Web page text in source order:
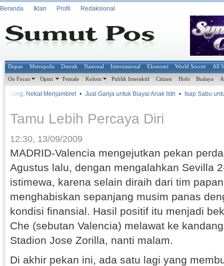
Beranda Iklan Profil Redaksional
Depan Metropolis Daerah Nasional Internasional Ekonomi World Soccer All
On Focus Opini Female Kolom Publik Interaktif Citizen Hobi Budaya
Nekat Menjambret • Jual Ganja untuk Biayai Anak Istri • Isap Sabu
Tamu Lebih Percaya Diri
12:30, 13/09/2009
MADRID-Valencia mengejutkan pekan
Agustus lalu, dengan mengalahkan Sevilla
istimewa, karena selain diraih dari tim
menghabiskan sepanjang musim panas
kondisi finansial. Hasil positif itu menjadi
Che (sebutan Valencia) melawat ke
Stadion Jose Zorilla, nanti malam.
Di akhir pekan ini, ada satu lagi yang